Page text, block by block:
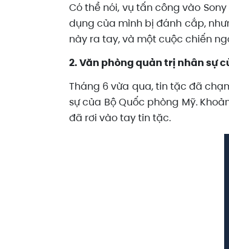
Có thể nói, vụ tấn công vào
dụng của mình bị đánh cắp,
này ra tay, và một cuộc chiến
2. Văn phòng quản trị nhân sự
Tháng 6 vừa qua, tin tặc đã
sự của Bộ Quốc phòng Mỹ.
đã rơi vào tay tin tặc.